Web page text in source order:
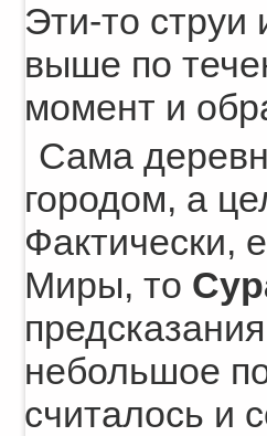
Эти-то струи
выше по
момент и
Сама
городом, а
Фактически,
Миры, то
небольшое
считалось и